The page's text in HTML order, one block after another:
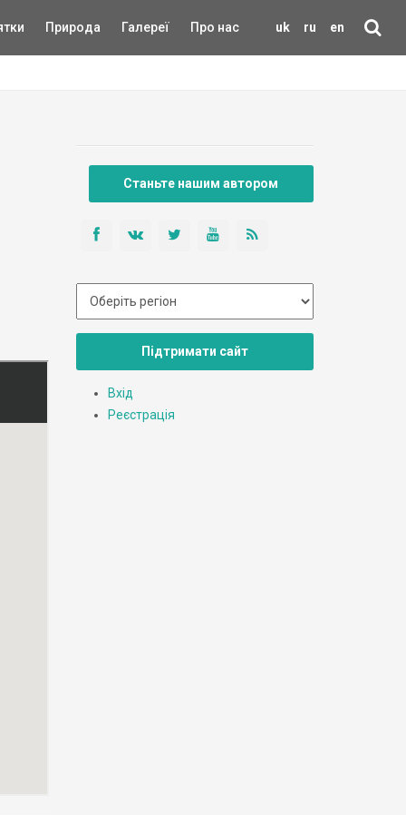
uk ru en
Природа Галереї Про нас
Станьте нашим автором
Підтримати сайт
Вхід
Реєстрація